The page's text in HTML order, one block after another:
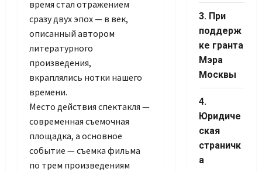
время стал отражением
сразу двух эпох — в век,
описанный автором
литературного
произведения,
вкраплялись нотки нашего
времени.
Место действия спектакля —
современная съемочная
площадка, а основное
событие — съемка фильма
по трем произведениям
3. При
поддерж
ке гранта
Мэра
Москвы
4.
Юридиче
ская
страничк
а